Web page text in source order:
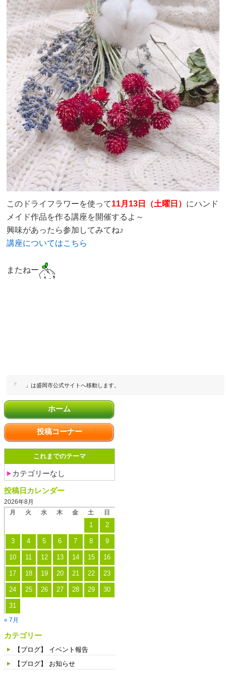
ホーム
投稿コーナー
これまでのテーマ
カテゴリーなし
投稿日カレンダー
2026年8月
月
火 水 木 金 土 日
1 2
3 4 5 6 7 8 9
10 11 12 13 14 15 16
17 18 19 20 21 22 23
24 25 26 27 28 29 30
31
« 7月
カテゴリー
【ブログ】 イベント報告
【ブログ】 お知らせ
このドライフラワーを使って11月13日（土曜日） にハンド
メイド作品を作る講座を開催するよ～
興味があったら参加してみてね♪
講座についてはこちら
またねー
「 」は盛岡市公式サイトへ移動します。